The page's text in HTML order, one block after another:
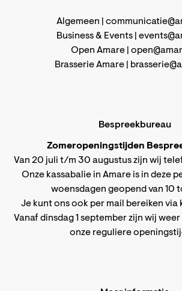
Algemeen |
Business & Events |
Open Amare |
Brasserie Amare |
Bespreekbureau
Zomeropeningstijden
Van 20 juli t/m 30 augustus zijn wij
Onze kassabalie in Amare is in deze
woensdagen geopend van 10
Je kunt ons ook per mail bereiken via
Vanaf dinsdag 1 september zijn wij
onze reguliere